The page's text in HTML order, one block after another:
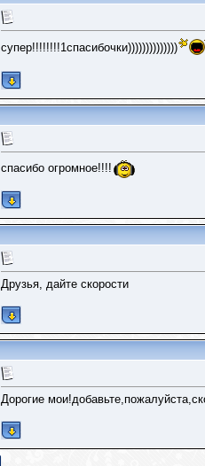
супер!!!!!!!!1спасибочки))))))))))))))
спасибо огромное!!!!
Друзья, дайте скорости
Дорогие